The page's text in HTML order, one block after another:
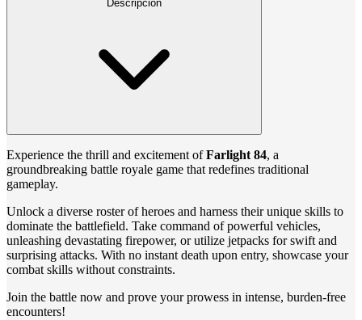
Descripción
Experience the thrill and excitement ofFarlight 84, a
groundbreaking battle royale game that redefines traditional
gameplay.
Unlock a diverse roster of heroes and harness their unique skills to
dominate the battlefield. Take command of powerful vehicles,
unleashing devastating firepower, or utilize jetpacks for swift and
surprising attacks. With no instant death upon entry, showcase your
combat skills without constraints.
Join the battle now and prove your prowess in intense, burden-free
encounters!